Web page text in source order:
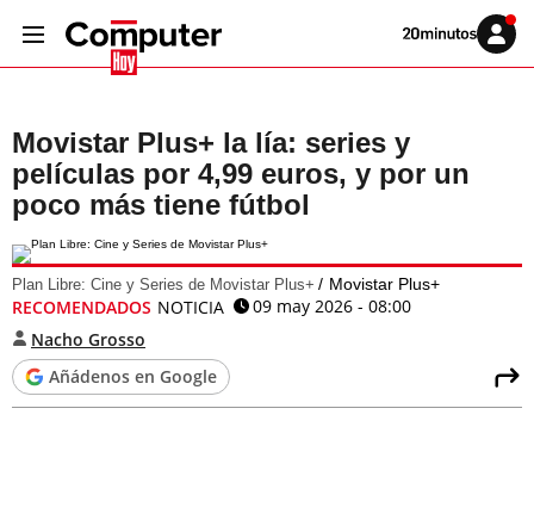
Volver
Iniciar
sesión
Movistar Plus+ la lía: series y
películas por 4,99 euros, y por un
poco más tiene fútbol
Plan Libre: Cine y Series de Movistar Plus+ Movistar Plus+
RECOMENDADOS NOTICIA
09 may 2026 - 08:00
Nacho Grosso
Añádenos en Google